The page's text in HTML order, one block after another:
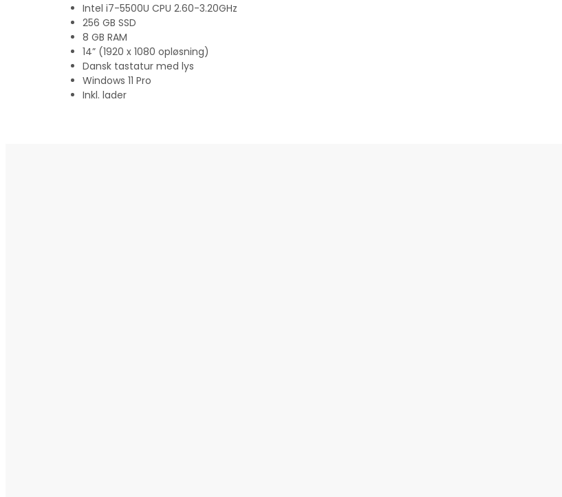
Intel i7-5500U CPU 2.60-3.20GHz
256 GB SSD
8 GB RAM
14” (1920 x 1080 opløsning)
Dansk tastatur med lys
Windows 11 Pro
Inkl. lader